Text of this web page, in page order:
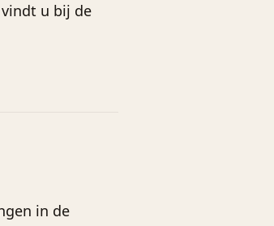
u bij de
in de